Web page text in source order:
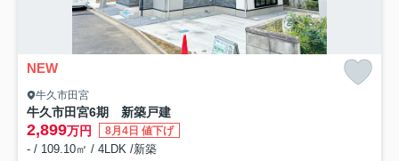
NEW
牛久市田宮
牛久市田宮6期 新築戸建
2,899万円 8月4日 値下げ
- / 109.10㎡ / 4LDK /新築